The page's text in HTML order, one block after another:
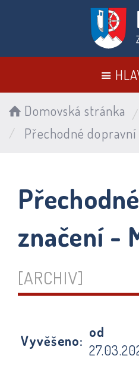
Domovská stránka
Přechodné dopravní
značení -
[ARCHIV]
Vyvěšeno:
od